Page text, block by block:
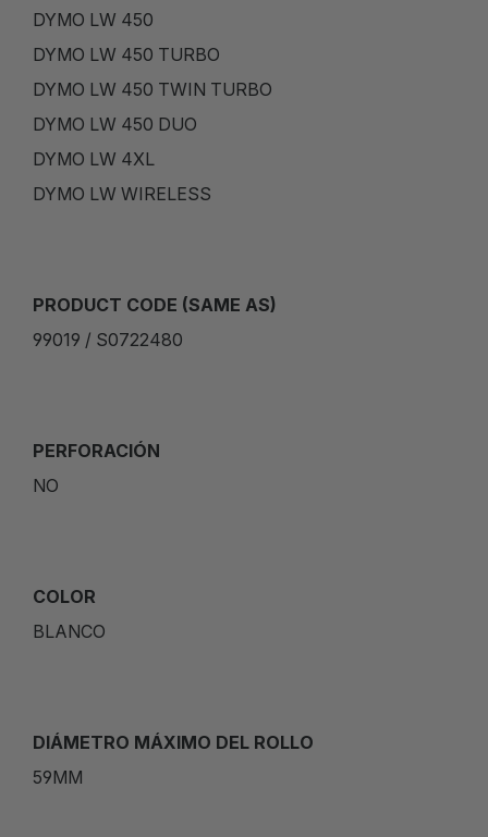
DYMO LW 450
DYMO LW 450 TURBO
DYMO LW 450 TWIN TURBO
DYMO LW 450 DUO
DYMO LW 4XL
DYMO LW WIRELESS
PRODUCT CODE (SAME AS)
99019 / S0722480
PERFORACIÓN
NO
COLOR
BLANCO
DIÁMETRO MÁXIMO DEL ROLLO
59MM